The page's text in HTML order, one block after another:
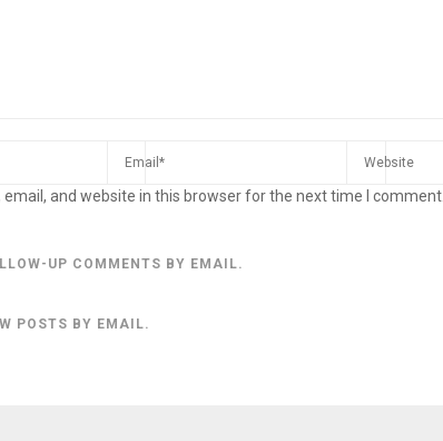
email, and website in this browser for the next time I comment.
UP COMMENTS BY EMAIL.
POSTS BY EMAIL.